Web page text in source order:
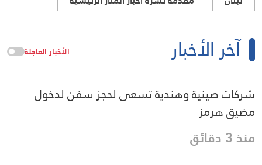
آخر الأخبار الأخبار العاجلة
شركات صينية وهندية تسعى لحجز سفن لدخول
مضيق هرمز
منذ 3 دقائق